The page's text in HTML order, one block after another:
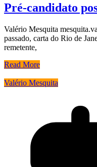
Pré-candidato
Valério Mesquita
passado, carta do Rio de
remetente,
Read More
Valério Mesquita